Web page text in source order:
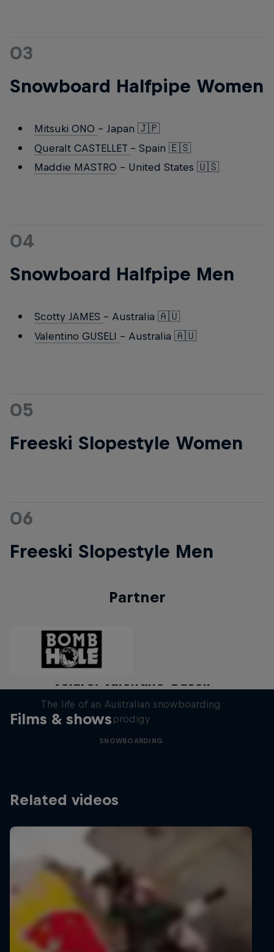
03
Snowboard Halfpipe Women
Mitsuki ONO - Japan 🇯🇵
Queralt CASTELLET - Spain 🇪🇸
Maddie MASTRO - United States 🇺🇸
04
Snowboard Halfpipe Men
Scotty JAMES - Australia 🇦🇺
Valentino GUSELI - Australia 🇦🇺
05
Freeski Slopestyle Women
06
Freeski Slopestyle Men
Partner
Films & shows
Volare: Valentino Guseli
The life of an Australian snowboarding
prodigy
SNOWBOARDING
Related videos